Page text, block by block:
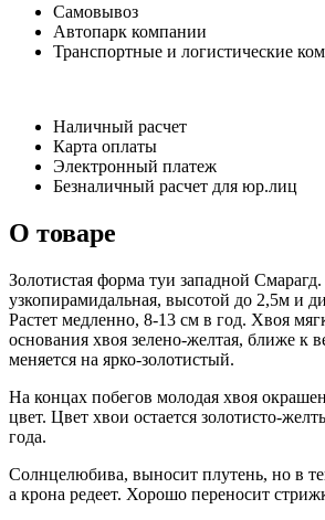
Самовывоз
Автопарк компании
Транспортные и логистические
Наличный расчет
Карта оплаты
Электронный платеж
Безналичный расчет для юр.лиц
О товаре
Золотистая форма туи западной
узкопирамидальная, высотой до 2,5м и
Растет медленно, 8-13 см в год. Хвоя
основания хвоя зелено-желтая, ближе к
меняется на ярко-золотистый.
На концах побегов молодая хвоя
цвет. Цвет хвои остается золотисто-
года.
Солнцелюбива, выносит плутень, но в
а крона редеет. Хорошо переносит